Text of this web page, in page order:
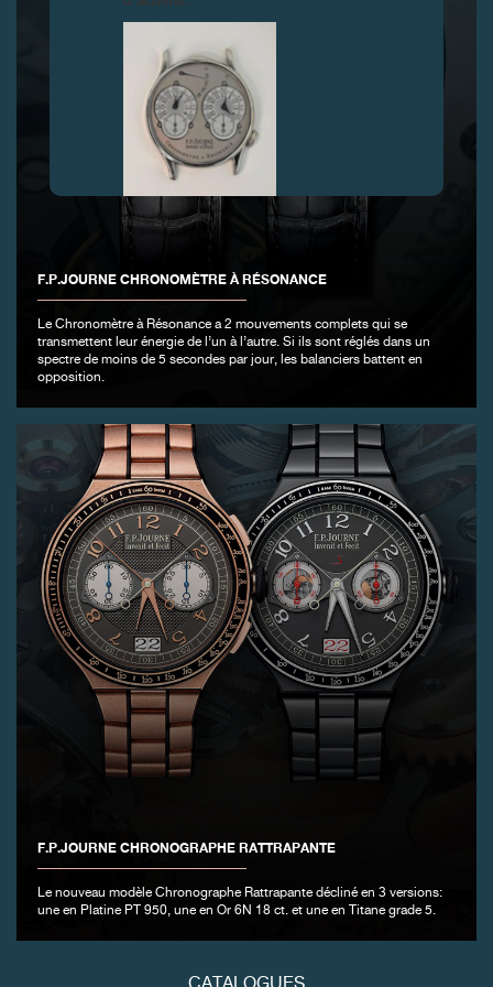
F.P.JOURNE CHRONOMÈTRE À RÉSONANCE
Le Chronomètre à Résonance a 2 mouvements complets qui se
transmettent leur énergie de l’un à l’autre. Si ils sont réglés dans un
spectre de moins de 5 secondes par jour, les balanciers battent en
opposition.
F.P.JOURNE CHRONOGRAPHE RATTRAPANTE
Le nouveau modèle Chronographe Rattrapante décliné en 3 versions:
une en Platine PT 950, une en Or 6N 18 ct. et une en Titane grade 5.
FAUX
FAUX
FAUX
FAUX